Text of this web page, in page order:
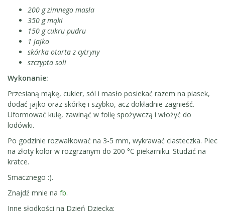
200 g zimnego masła
350 g mąki
150 g cukru pudru
1 jajko
skórka otarta z cytryny
szczypta soli
Wykonanie:
Przesianą mąkę, cukier, sól i masło posiekać razem na piasek,
dodać jajko oraz skórkę i szybko, acz dokładnie zagnieść.
Uformować kulę, zawinąć w folię spożywczą i włożyć do
lodówki.
Po godzinie rozwałkować na 3-5 mm, wykrawać ciasteczka. Piec
na złoty kolor w rozgrzanym do 200 °C piekarniku. Studzić na
kratce.
Smacznego :).
Znajdź mnie na fb.
Inne słodkości na Dzień Dziecka: